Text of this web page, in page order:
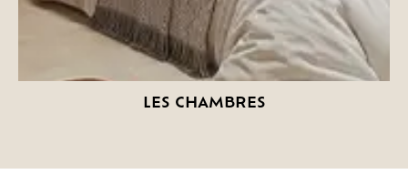
LES CHAMBRES